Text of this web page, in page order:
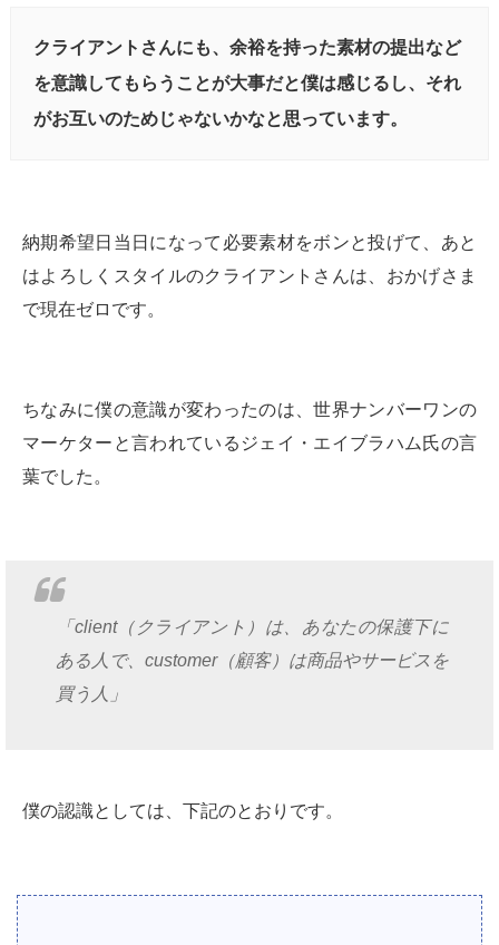
クライアントさんにも、余裕を持った素材の提出など
を意識してもらうことが大事だと僕は感じるし、それ
がお互いのためじゃないかなと思っています。
納期希望日当日になって必要素材をボンと投げて、あと
はよろしくスタイルのクライアントさんは、おかげさま
で現在ゼロです。
ちなみに僕の意識が変わったのは、世界ナンバーワンの
マーケターと言われているジェイ・エイブラハム氏の言
葉でした。
「client（クライアント）は、あなたの保護下に
ある人で、customer（顧客）は商品やサービスを
買う人」
僕の認識としては、下記のとおりです。